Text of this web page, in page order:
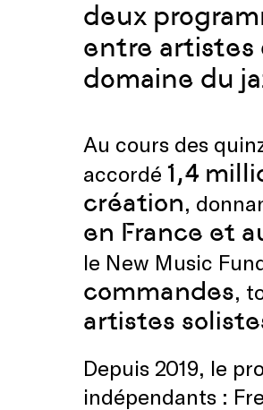
deux
entre artistes
domaine du
Au cours des
accordé 1,4
création,
en France et
le New Music
commandes,
artistes
Depuis 2019, le
indépendants :